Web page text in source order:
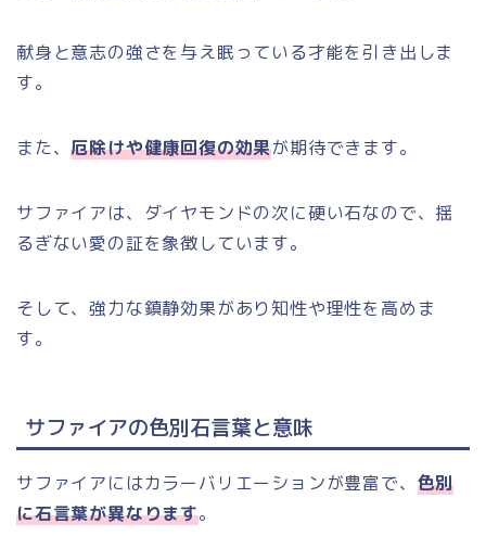
献身と意志の強さを与え眠っている才能を引き出しま
す。
また、厄除けや健康回復の効果が期待できます。
サファイアは、ダイヤモンドの次に硬い石なので、揺
るぎない愛の証を象徴しています。
そして、強力な鎮静効果があり知性や理性を高めま
す。
サファイアの色別石言葉と意味
サファイアにはカラーバリエーションが豊富で、 色別
に石言葉が異なります。